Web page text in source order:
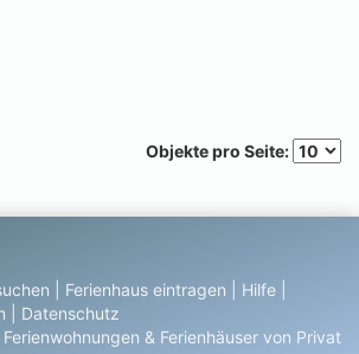
Objekte pro Seite:
Ferienhaus eintragen Hilfe
Datenschutz
& Ferienhäuser von Privat